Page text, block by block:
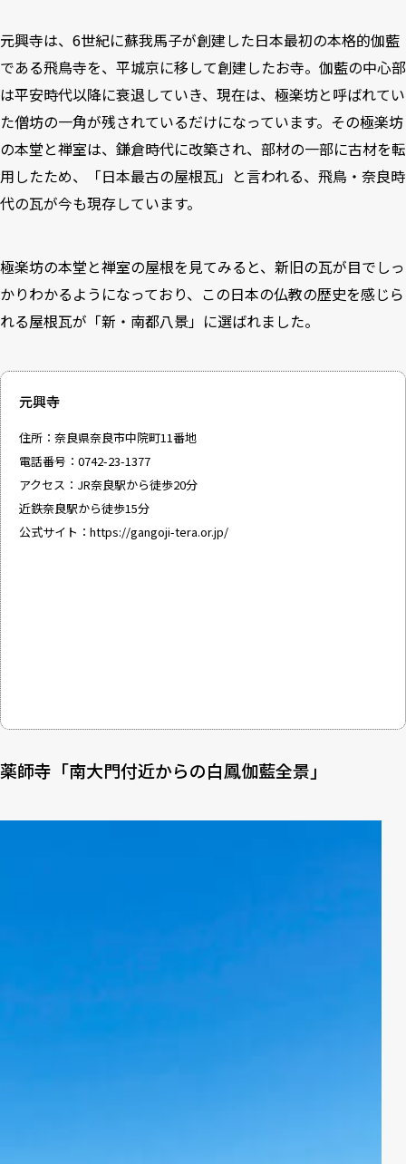
元興寺は、6世紀に蘇我馬子が創建した日本最初の本格的伽藍
である飛鳥寺を、平城京に移して創建したお寺。伽藍の中心部
は平安時代以降に衰退していき、現在は、極楽坊と呼ばれてい
た僧坊の一角が残されているだけになっています。その極楽坊
の本堂と禅室は、鎌倉時代に改築され、部材の一部に古材を転
用したため、「日本最古の屋根瓦」と言われる、飛鳥・奈良時
代の瓦が今も現存しています。
極楽坊の本堂と禅室の屋根を見てみると、新旧の瓦が目でしっ
かりわかるようになっており、この日本の仏教の歴史を感じら
れる屋根瓦が「新・南都八景」に選ばれました。
元興寺
住所：奈良県奈良市中院町11番地
電話番号：0742-23-1377
アクセス：JR奈良駅から徒歩20分
近鉄奈良駅から徒歩15分
公式サイト： https://gangoji-tera.or.jp/
薬師寺「南大門付近からの白鳳伽藍全景」